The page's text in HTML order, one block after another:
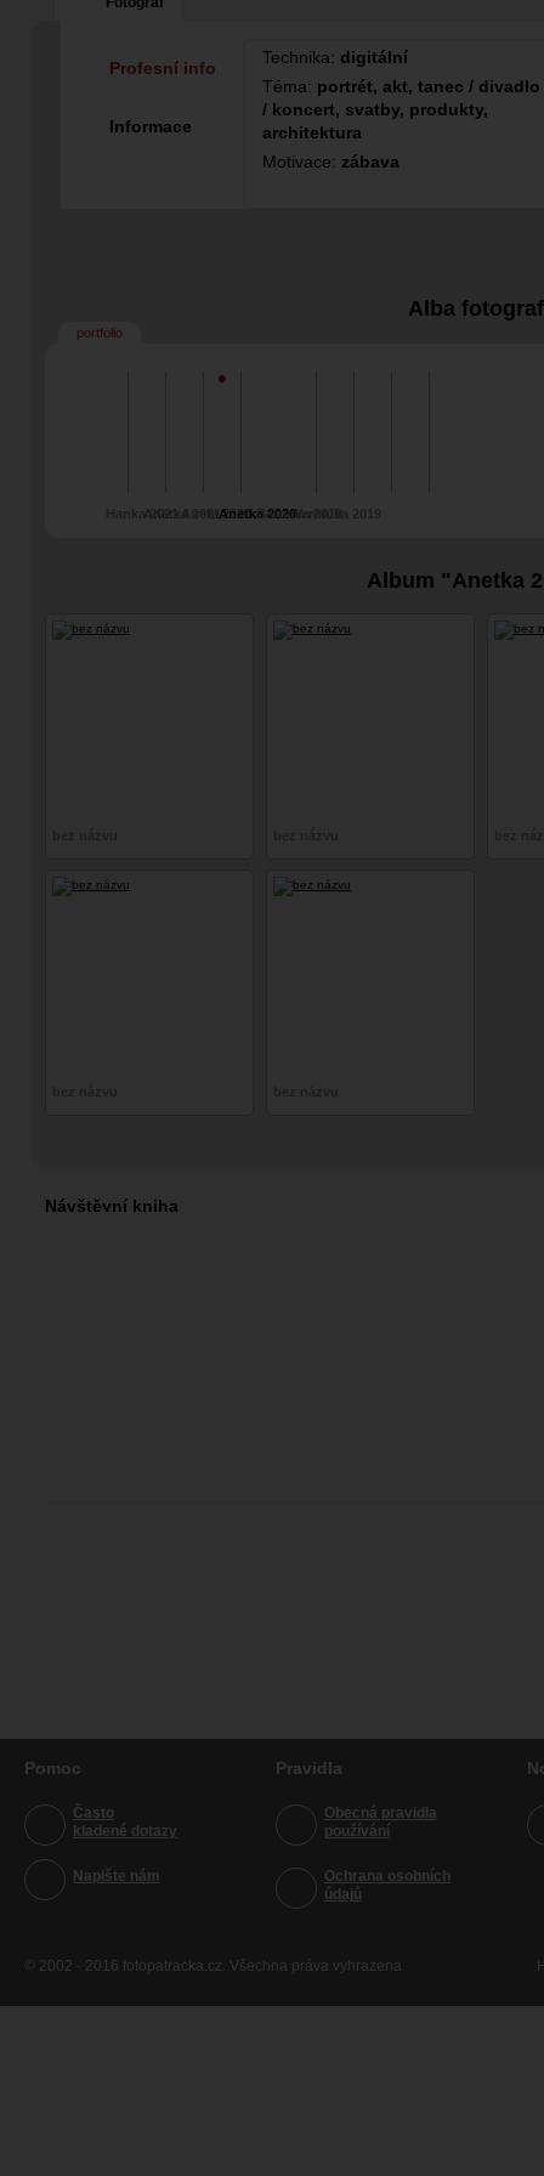
Technika: digitální
Téma: portrét, akt, tanec / divadlo
/ koncert, svatby, produkty,
architektura
Motivace: zábava
Profesní info
Informace
Alba
portfolio
Anetka 2021Aneta 2020Anetka 2020Barunka 2019Veronika 2019
Album "Anetka
Návštěvní kniha
Pomoc
Často
kladené dotazy
Napište nám
Pravidla
Obecná pravidla
používání
Ochrana osobních
údajů
© 2002 - 2016 fotopatracka.cz. Všechna práva vyhrazena